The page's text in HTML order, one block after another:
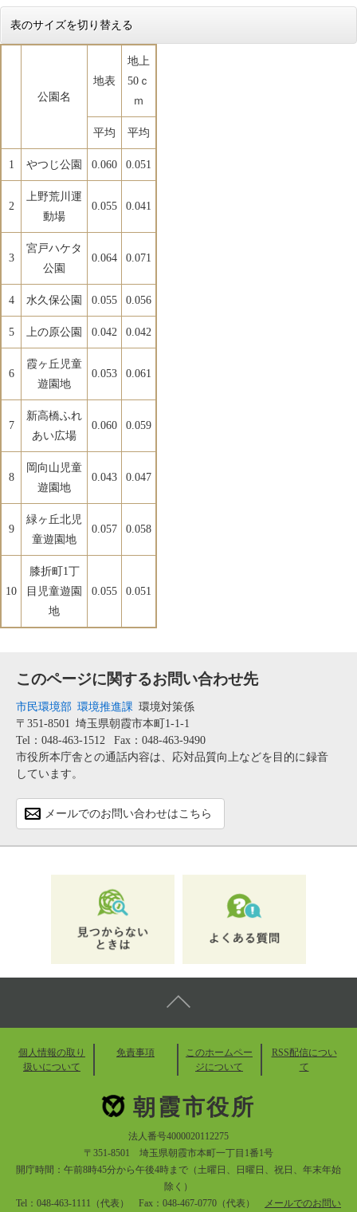
表のサイズを切り替える
公園名
地表
地上
50ｃ
ｍ
平均 平均
1 やつじ公園 0.060 0.051
2
上野荒川運
動場
0.055 0.041
3
宮戸ハケタ
公園
0.064 0.071
4 水久保公園 0.055 0.056
5 上の原公園 0.042 0.042
6
霞ヶ丘児童
遊園地
0.053 0.061
7
新高橋ふれ
あい広場
0.060 0.059
8
岡向山児童
遊園地
0.043 0.047
9
緑ヶ丘北児
童遊園地
0.057 0.058
10
膝折町1丁
目児童遊園
地
0.055 0.051
このページに関するお問い合わせ先
市民環境部 環境推進課 環境対策係
〒351-8501 埼玉県朝霞市本町1-1-1
Tel：048-463-1512
Fax：048-463-9490
市役所本庁舎との通話内容は、応対品質向上などを目的に録音
しています。
メールでのお問い合わせはこちら
個人情報の取り
扱いについて
免責事項
このホームペー
ジについて
RSS配信につい
て
朝霞市役所
法人番号4000020112275
〒351-8501 埼玉県朝霞市本町一丁目1番1号
開庁時間：午前8時45分から午後4時まで（土曜日、日曜日、祝日、年末年始
除く）
Tel：048-463-1111（代表） Fax：048-467-0770（代表）
メールでのお問い